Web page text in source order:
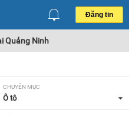
Đăng tin
Quảng Ninh
CHUYÊN MỤC
Ô tô